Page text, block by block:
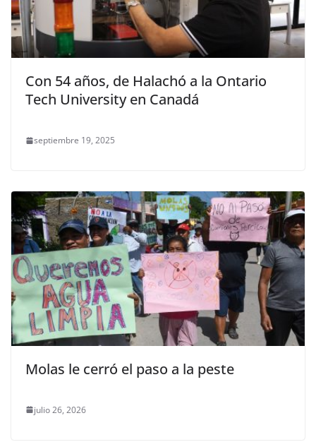
Con 54 años, de Halachó a la Ontario
Tech University en Canadá
septiembre 19, 2025
Molas le cerró el paso a la peste
julio 26, 2026